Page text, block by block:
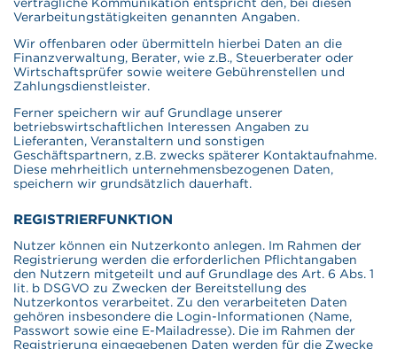
Verarbeitungstätigkeiten genannten Angaben.
Wir offenbaren oder übermitteln hierbei Daten an die
Finanzverwaltung, Berater, wie z.B., Steuerberater oder
Wirtschaftsprüfer sowie weitere Gebührenstellen und
Zahlungsdienstleister.
Ferner speichern wir auf Grundlage unserer
betriebswirtschaftlichen Interessen Angaben zu
Lieferanten, Veranstaltern und sonstigen
Geschäftspartnern, z.B. zwecks späterer Kontaktaufnahme.
Diese mehrheitlich unternehmensbezogenen Daten,
speichern wir grundsätzlich dauerhaft.
REGISTRIERFUNKTION
Nutzer können ein Nutzerkonto anlegen. Im Rahmen der
Registrierung werden die erforderlichen Pflichtangaben
den Nutzern mitgeteilt und auf Grundlage des Art. 6 Abs. 1
lit. b DSGVO zu Zwecken der Bereitstellung des
Nutzerkontos verarbeitet. Zu den verarbeiteten Daten
gehören insbesondere die Login-Informationen (Name,
Passwort sowie eine E-Mailadresse). Die im Rahmen der
Registrierung eingegebenen Daten werden für die Zwecke